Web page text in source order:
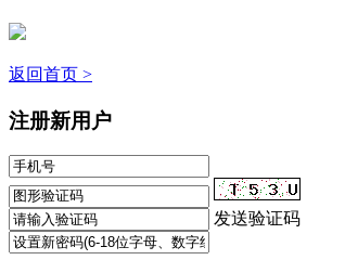
返回首页 >
注册新用户
发送验证码